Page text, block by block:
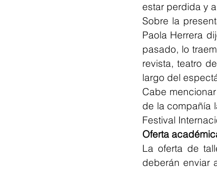
estar perdida y
Sobre la
Paola Herrera
pasado, lo
revista, teatro
largo del
Cabe
de la compañía
Festival
Oferta
La oferta de
deberán enviar